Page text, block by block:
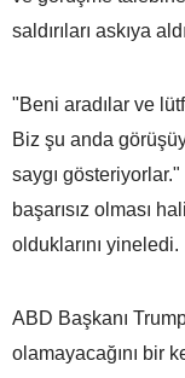
saldırıları askıya
"Beni aradılar ve
Biz şu anda
saygı
başarısız olması
olduklarını yineledi.
ABD Başkanı
olamayacağını bir